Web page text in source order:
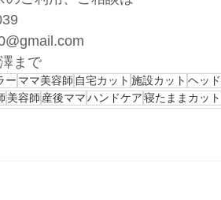
まで
ー ママ美容師 自宅カット 施設カット ヘッ
美容師 産後ママハンドケア寝たままカット